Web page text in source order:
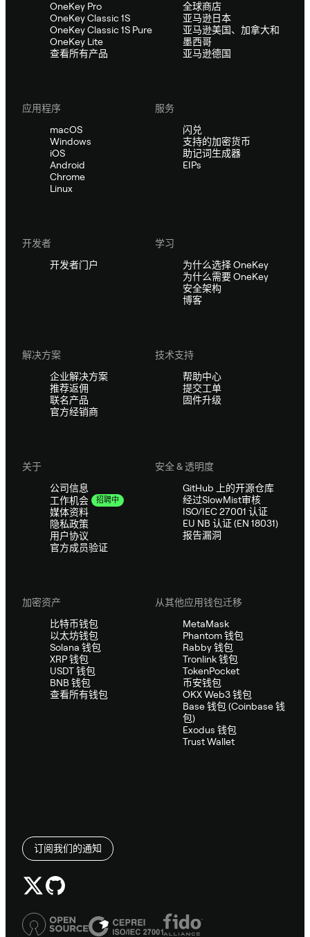
OneKey Pro
OneKey Classic 1S
OneKey Classic 1S Pure
OneKey Lite
查看所有产品
全球商店
亚马逊日本
亚马逊美国、加拿大和
墨西哥
亚马逊德国
应用程序
macOS
Windows
iOS
Android
Chrome
Linux
服务
闪兑
支持的加密货币
助记词生成器
EIPs
开发者
开发者门户
学习
为什么选择 OneKey
为什么需要 OneKey
安全架构
博客
解决方案
企业解决方案
推荐返佣
联名产品
官方经销商
技术支持
帮助中心
提交工单
固件升级
关于
公司信息
工作机会
招聘中
媒体资料
隐私政策
用户协议
官方成员验证
安全 & 透明度
GitHub 上的开源仓库
经过SlowMist审核
ISO/IEC 27001 认证
EU NB 认证 (EN 18031)
报告漏洞
加密资产
比特币钱包
以太坊钱包
Solana 钱包
XRP 钱包
USDT 钱包
BNB 钱包
查看所有钱包
从其他应用钱包迁移
MetaMask
Phantom 钱包
Rabby 钱包
Tronlink 钱包
TokenPocket
币安钱包
OKX Web3 钱包
Base 钱包 (Coinbase 钱
包)
Exodus 钱包
Trust Wallet
订阅我们的通知